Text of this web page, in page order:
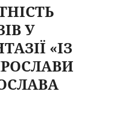
У
«ІЗ